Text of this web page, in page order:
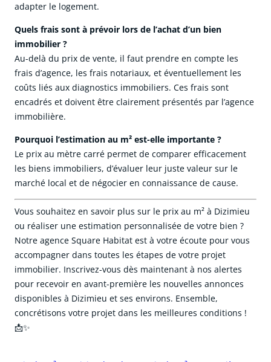
adapter le logement.
Quels frais sont à prévoir lors de l’achat d’un bien
immobilier ?
Au-delà du prix de vente, il faut prendre en compte les
frais d’agence, les frais notariaux, et éventuellement les
coûts liés aux diagnostics immobiliers. Ces frais sont
encadrés et doivent être clairement présentés par l’agence
immobilière.
Pourquoi l’estimation au m² est-elle importante ?
Le prix au mètre carré permet de comparer efficacement
les biens immobiliers, d’évaluer leur juste valeur sur le
marché local et de négocier en connaissance de cause.
Vous souhaitez en savoir plus sur le prix au m² à Dizimieu
ou réaliser une estimation personnalisée de votre bien ?
Notre agence Square Habitat est à votre écoute pour vous
accompagner dans toutes les étapes de votre projet
immobilier. Inscrivez-vous dès maintenant à nos alertes
pour recevoir en avant-première les nouvelles annonces
disponibles à Dizimieu et ses environs. Ensemble,
concrétisons votre projet dans les meilleures conditions !
📩✨